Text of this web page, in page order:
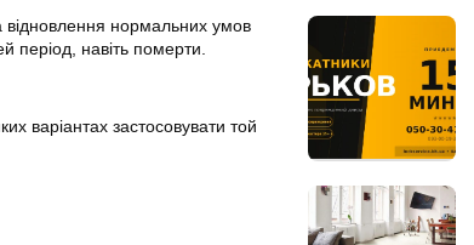
нормальних умов
період, навіть померти.
варіантах застосовувати той